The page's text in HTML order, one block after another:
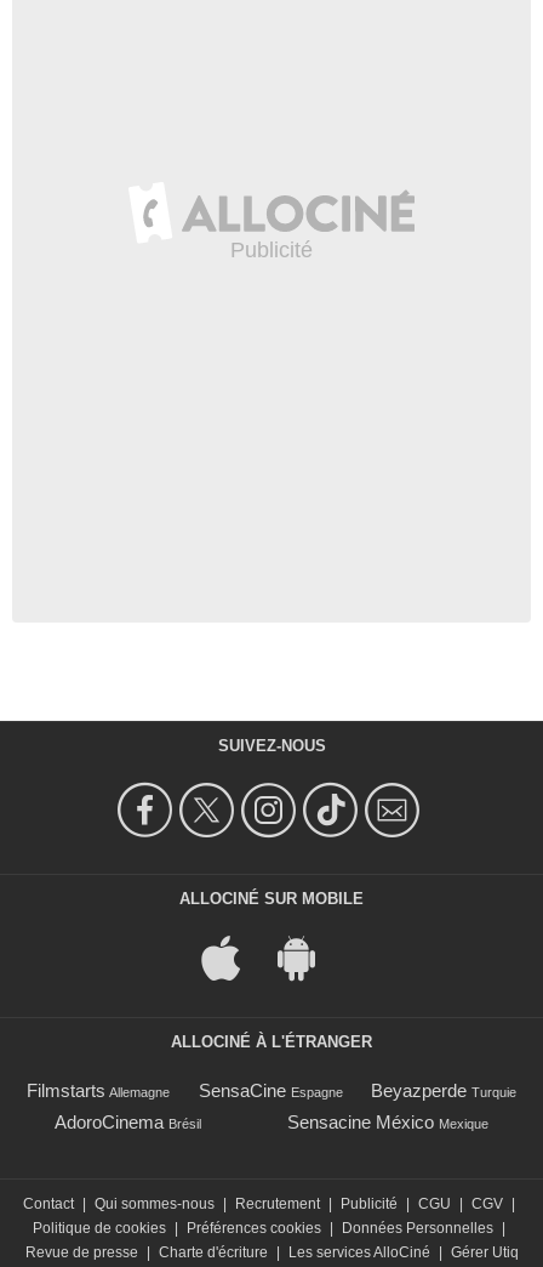
SUIVEZ-NOUS
ALLOCINÉ SUR MOBILE
ALLOCINÉ À L'ÉTRANGER
Filmstarts Allemagne SensaCine Espagne Beyazperde Turquie
AdoroCinema Brésil Sensacine México Mexique
Contact | Qui sommes-nous | Recrutement | Publicité | CGU | CGV |
Politique de cookies | Préférences cookies | Données Personnelles |
Revue de presse
| Charte d'écriture | Les services AlloCiné | Gérer Utiq